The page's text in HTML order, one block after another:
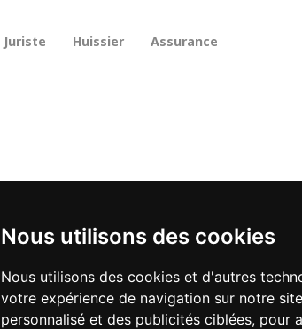
Nous utilisons des cookies
Nous utilisons des cookies et d'autres
votre expérience de navigation sur notre
personnalisé et des publicités ciblées, pour
Juriste Huissier Assurance
Pour en savoir plus sur le
nous vous invitons à consulter nos